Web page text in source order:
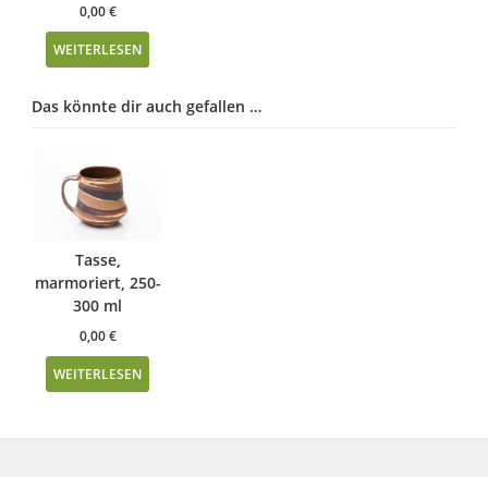
0,00€
WEITERLESEN
Das könnte dir auch gefallen …
Tasse,
marmoriert, 250-
300 ml
0,00€
WEITERLESEN